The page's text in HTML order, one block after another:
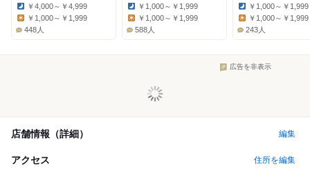
Dinner:
￥4,000～￥4,999
￥1,000～￥1,999
448人
Dinner:
￥1,000～￥1,999
￥1,000～￥1,999
588人
Dinner:
￥1,000～￥1,999
￥1,000～￥1,999
243人
広告を非表示
店舗情報（詳細） 編集
アクセス 住所を編集